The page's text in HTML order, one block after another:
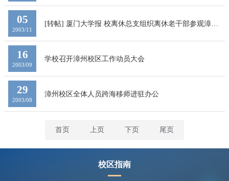
05
2003/11
[转帖] 厦门大学报 校离休总支组织离休老干部参观漳州
16
2003/09
学校召开漳州校区工作动员大会
29
2003/08
漳州校区全体人员跨海移师进驻办公
首页 上页 下页 尾页
校区指南